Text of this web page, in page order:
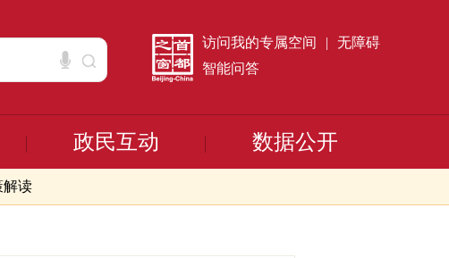
访问我的专属空间 |
无障碍
智能问答
解读
政民互动 数据公开